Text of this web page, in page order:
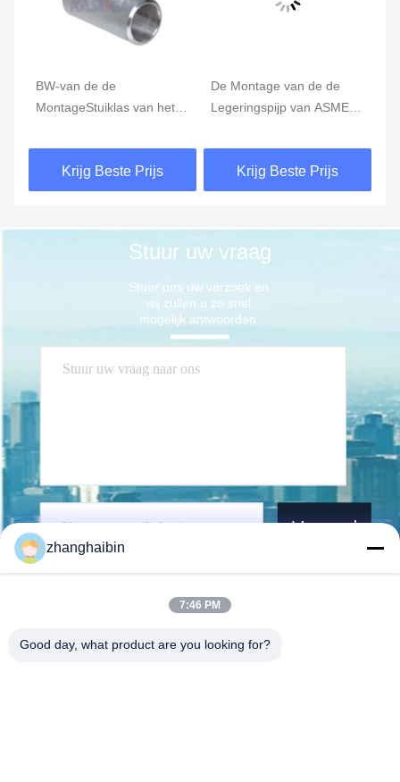
BW-van de de
MontageStuiklas van het
T-stuk ASTM A234 WP22
B16.9Krijg Beste Prijs
De Montage van de de
Legeringspijp van ASME
het het Uiteindelassen van
ASTM A234
Krijg Beste Prijs
Stuur uw vraag
Stuur ons uw verzoek en
wij zullen u zo snel
mogelijk antwoorden.
Verzend
zhanghaibin
7:46 PM
Good day, what product are you looking for?